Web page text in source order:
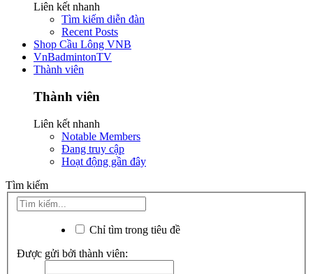
Liên kết nhanh
Tìm kiếm diễn đàn
Recent Posts
Shop Cầu Lông VNB
VnBadmintonTV
Thành viên
Thành viên
Liên kết nhanh
Notable Members
Đang truy cập
Hoạt động gần đây
Tìm kiếm
Chỉ tìm trong tiêu đề
Được gửi bởi thành viên: